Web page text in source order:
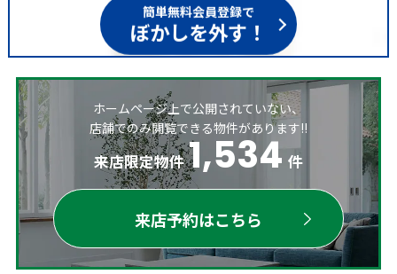
簡単無料会員登録で
ぼかしを外す！
ホームページ上で公開されていない、
店舗でのみ閲覧できる物件があります!!
来店限定物件 1,534 件
来店予約はこちら